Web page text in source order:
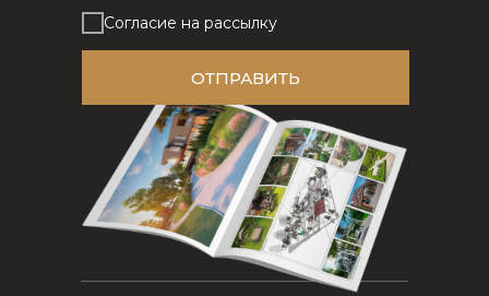
Согласие на рассылку
ОТПРАВИТЬ